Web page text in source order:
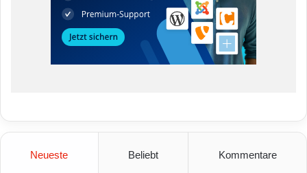
Neueste Beliebt Kommentare